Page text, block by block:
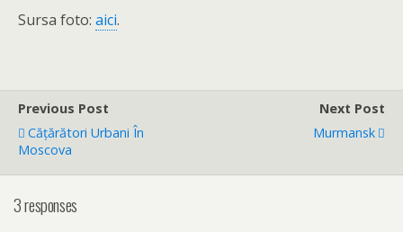
Sursa foto: aici.
Previous Post
Cățărători Urbani În
Moscova
Next Post
Murmansk
3 responses